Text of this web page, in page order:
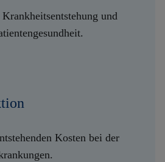
und
Kosten bei der